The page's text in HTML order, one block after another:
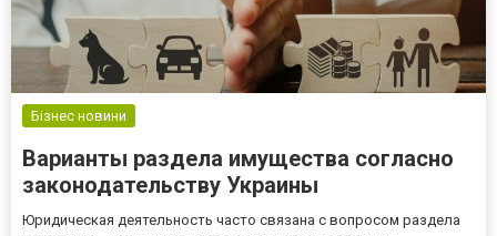
Бізнес новини
Варианты раздела имущества согласно
законодательству Украины
Юридическая деятельность часто связана с вопросом раздела